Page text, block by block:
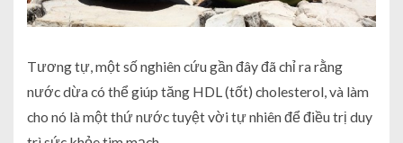
Tương tự, một số nghiên cứu gần đây đã chỉ ra rằng
nước dừa có thể giúp tăng HDL (tốt) cholesterol, và làm
cho nó là một thứ nước tuyệt vời tự nhiên để điều trị duy